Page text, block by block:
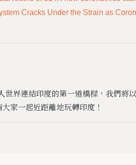
Cracks Under the Strain as
界連結印度的第一道橋樑，我們將
家一起近距離地玩轉印度！